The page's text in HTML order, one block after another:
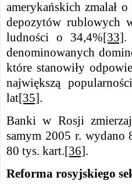
amerykańskich zmalał
depozytów rublowych
ludności o 34,4%[33].
denominowanych
które stanowiły
największą
lat[35].
Banki w Rosji
samym 2005 r. wydano
80 tys. kart.[36].
Reforma rosyjskiego